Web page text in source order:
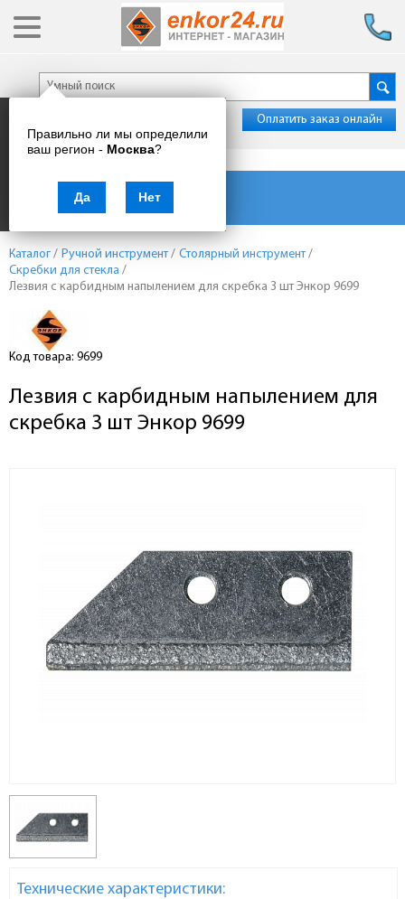
Правильно ли мы определили
ваш регион - Москва?
Да Нет
Оплатить заказ онлайн
Каталог товаров
Каталог / Ручной инструмент/ Столярный инструмент/
Скребки для стекла /
Лезвия с карбидным напылением для скребка 3 шт Энкор 9699
Код товара: 9699
Лезвия с карбидным напылением для
скребка 3 шт Энкор 9699
Технические характеристики: